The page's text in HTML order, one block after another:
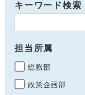
キーワード検索
担当所属
総務部
政策企画部